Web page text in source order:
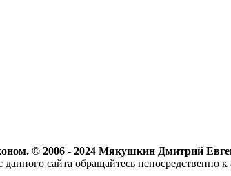
© 2006 - 2024 Мякушкин Дмитрий
сайта обращайтесь непосредственно к